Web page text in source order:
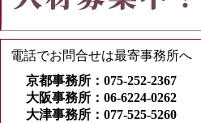
電話でお問合せは最寄事務所へ
京都事務所：075-252-2367
大阪事務所：06-6224-0262
大津事務所：077-525-5260